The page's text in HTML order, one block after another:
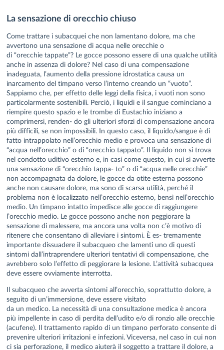
La sensazione di orecchio chiuso
Come trattare i subacquei che non lamentano dolore, ma che
avvertono una sensazione di acqua nelle orecchie o
di “orecchie tappate”? Le gocce possono essere di una qualche utilità
anche in assenza di dolore? Nel caso di una compensazione
inadeguata, l’aumento della pressione idrostatica causa un
inarcamento del timpano verso l’interno creando un “vuoto”.
Sappiamo che, per effetto delle leggi della fisica, i vuoti non sono
particolarmente sostenibili. Perciò, i liquidi e il sangue cominciano a
riempire questo spazio e le trombe di Eustachio iniziano a
comprimersi, renden- do gli ulteriori sforzi di compensazione ancora
più difficili, se non impossibili. In questo caso, il liquido/sangue è di
fatto intrappolato nell’orecchio medio e provoca una sensazione di
“acqua nell’orecchio” o di “orecchio tappato”. Il liquido non si trova
nel condotto uditivo esterno e, in casi come questo, in cui si avverte
una sensazione di “orecchio tappa- to” o di “acqua nelle orecchie”
non accompagnata da dolore, le gocce da otite esterna possono
anche non causare dolore, ma sono di scarsa utilità, perché il
problema non è localizzato nell’orecchio esterno, bensì nell’orecchio
medio. Un timpano intatto impedisce alle gocce di raggiungere
l’orecchio medio. Le gocce possono anche non peggiorare la
sensazione di malessere, ma ancora una volta non c’è motivo di
ritenere che consentano di alleviare i sintomi. È es- tremamente
importante dissuadere il subacqueo che lamenti uno di questi
sintomi dall’intraprendere ulteriori tentativi di compensazione, che
avrebbero solo l’effetto di peggiorare la lesione. L’attività subacquea
deve essere ovviamente interrotta.
Il subacqueo che avverta sintomi all’orecchio, soprattutto dolore, a
seguito di un’immersione, deve essere visitato
da un medico. La necessità di una consultazione medica è ancora
più impellente in caso di perdita dell’udito e/o di ronzio alle orecchie
(acufene). Il trattamento rapido di un timpano perforato consente di
prevenire ulteriori irritazioni e infezioni. Viceversa, nel caso in cui non
ci sia perforazione, il medico aiuterà il soggetto a trattare il dolore, a